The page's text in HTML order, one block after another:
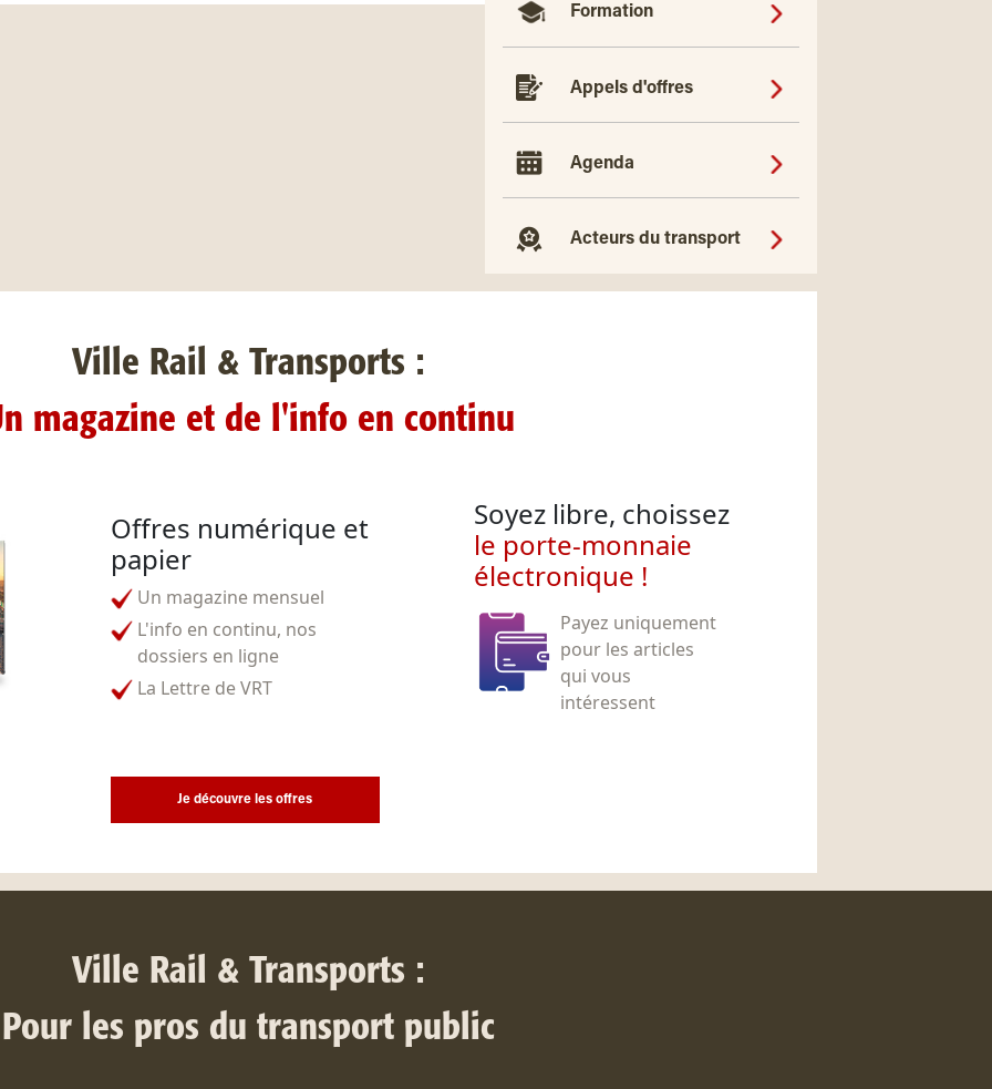
Formation
Appels d'offres
Agenda
Acteurs du transport
Ville Rail & Transports :
magazine et de l'info en continu
Offres numérique et
papier
Un magazine mensuel
L'info en continu, nos
dossiers en ligne
La Lettre de VRT
Soyez libre, choissez
le porte-monnaie
électronique !
Payez uniquement
pour les articles
qui vous
intéressent
Je découvre les offres
Ville Rail & Transports :
Pour les pros du transport public